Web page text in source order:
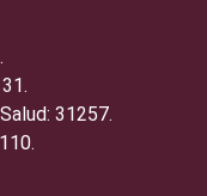
31257.